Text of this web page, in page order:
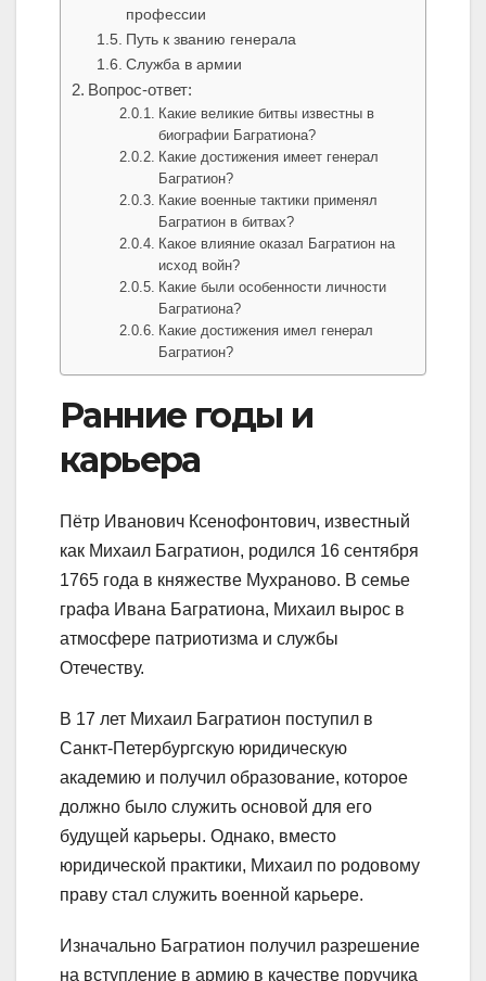
профессии
Путь к званию генерала
Служба в армии
Вопрос-ответ:
Какие великие битвы известны в
биографии Багратиона?
Какие достижения имеет генерал
Багратион?
Какие военные тактики применял
Багратион в битвах?
Какое влияние оказал Багратион на
исход войн?
Какие были особенности личности
Багратиона?
Какие достижения имел генерал
Багратион?
Ранние годы и
карьера
Пётр Иванович Ксенофонтович, известный
как Михаил Багратион, родился 16 сентября
1765 года в княжестве Мухраново. В семье
графа Ивана Багратиона, Михаил вырос в
атмосфере патриотизма и службы
Отечеству.
В 17 лет Михаил Багратион поступил в
Санкт-Петербургскую юридическую
академию и получил образование, которое
должно было служить основой для его
будущей карьеры. Однако, вместо
юридической практики, Михаил по родовому
праву стал служить военной карьере.
Изначально Багратион получил разрешение
на вступление в армию в качестве поручика